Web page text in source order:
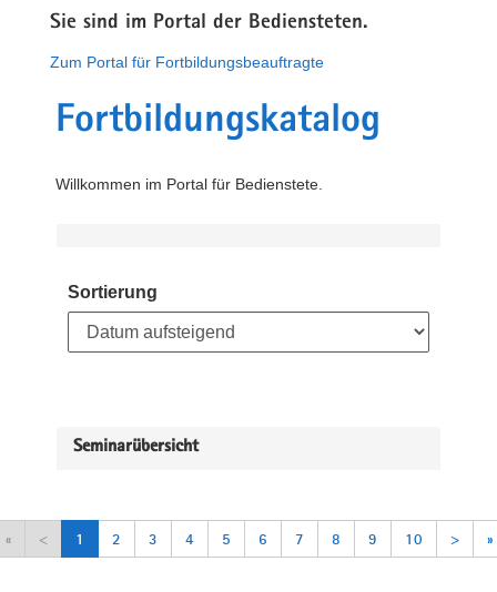
Sie sind im Portal der Bediensteten.
Zum Portal für Fortbildungsbeauftragte
Fortbildungskatalog
Willkommen im Portal für Bedienstete.
Sortierung
Seminarübersicht
« < 1 2 3 4 5 6 7 8 9 10 > »